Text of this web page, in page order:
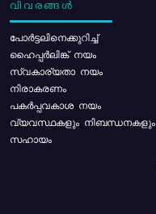
വിവരങ്ങൾ
പോര്‍ട്ടലിനെക്കുറിച്ച്
ഹൈപ്പർലിങ്ക് നയം
സ്വകാര്യതാ നയം
നിരാകരണം
പകർപ്പവകാശ നയം
വ്യവസ്ഥകളും നിബന്ധനകളും
സഹായം